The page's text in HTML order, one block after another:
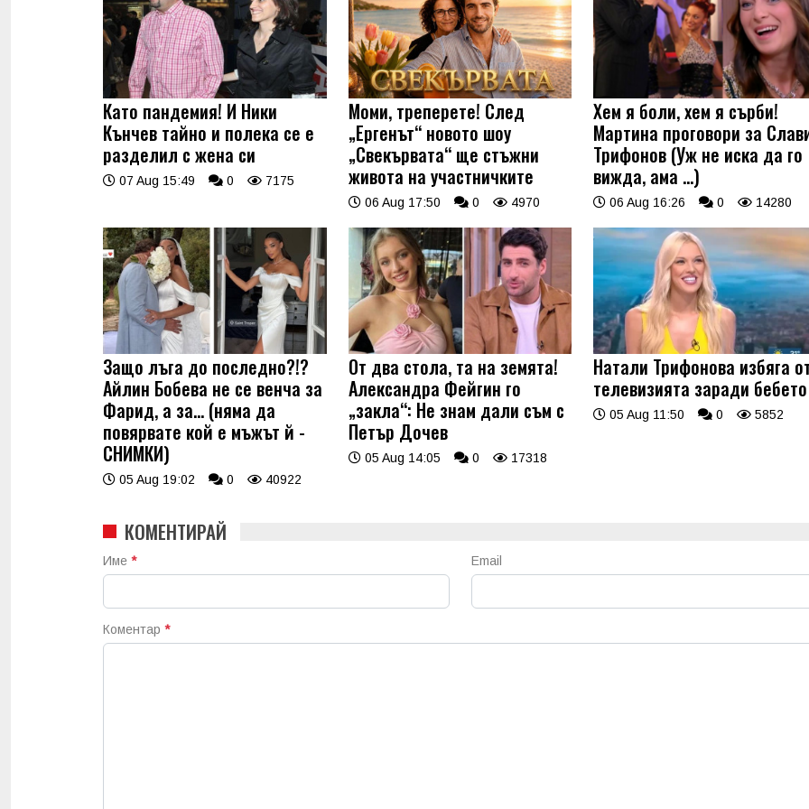
Като пандемия! И Ники
Кънчев тайно и полека се е
разделил с жена си
07 Aug 15:49 0 7175
Моми, треперете! След
„Ергенът“ новото шоу
„Свекървата“ ще стъжни
живота на участничките
06 Aug 17:50 0 4970
Хем я боли, хем я сърби!
Мартина проговори за
Трифонов (Уж не иска да го
вижда, ама …)
06 Aug 16:26 0 14280
Защо лъга до последно?!?
Айлин Бобева не се венча за
Фарид, а за... (няма да
повярвате кой е мъжът й -
СНИМКИ)
05 Aug 19:02 0 40922
От два стола, та на земята!
Александра Фейгин го
„закла“: Не знам дали съм с
Петър Дочев
05 Aug 14:05 0 17318
Натали Трифонова избяга
телевизията заради бебето
05 Aug 11:50 0 5852
КОМЕНТИРАЙ
Име * Email
Коментар *